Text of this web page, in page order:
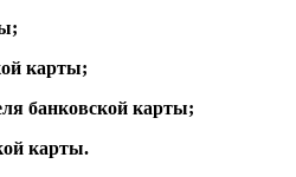
карты;
банковской карты;
карты.